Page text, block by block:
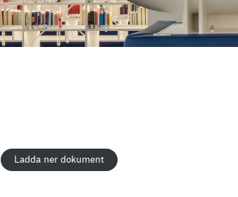
Ladda ner dokument